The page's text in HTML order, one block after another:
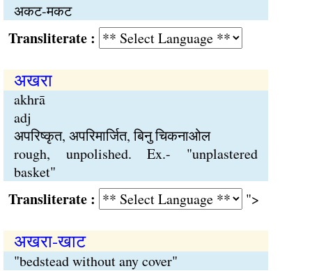
अकट-मकट
:
अखरा
akhrā
adj
अपरिष्कृत, अपरिमार्जित, बिनु चिकनाओल
rough, unpolished. Ex.- "unplastered
basket"
: ">
अखरा-खाट
"bedstead without any cover"